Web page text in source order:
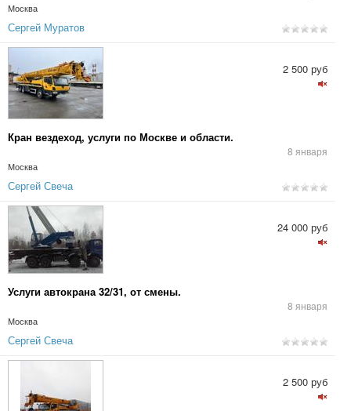
Москва
Сергей Муратов
Кран вездеход, услуги по Москве и области.
8 января
Москва
2 500 руб
Сергей Свеча
Услуги автокрана 32/31, от смены.
8 января
Москва
24 000 руб
Сергей Свеча
2 500 руб